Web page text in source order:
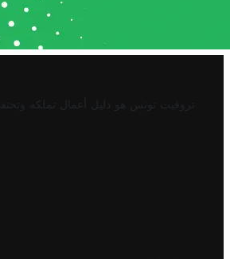
تروفيت تونس هو دليل أعمال تملكه